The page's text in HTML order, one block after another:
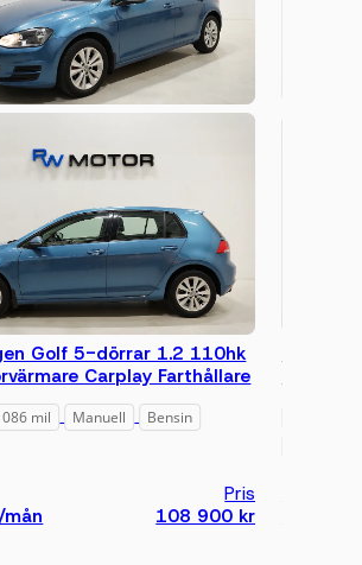
Golf 5-dörrar 1.2 110hk
Carplay Farthållare
mil Manuell
Bensin
Pris
108 900 kr